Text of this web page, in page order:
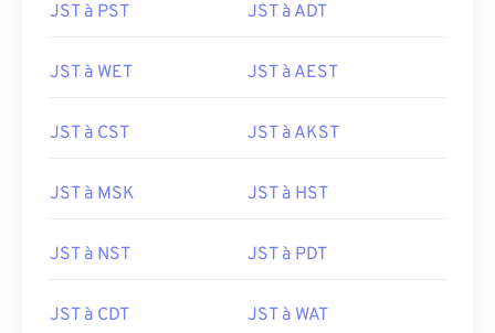
JST à PST JST à ADT
JST à WET JST à AEST
JST à CST JST à AKST
JST à MSK JST à HST
JST à NST JST à PDT
JST à CDT JST à WAT